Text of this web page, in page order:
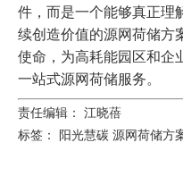
件，而是一个能够真正理
续创造价值的源网荷储方
使命，为高耗能园区和企
一站式源网荷储服务。
责任编辑： 江晓蓓
标签： 阳光慧碳 源网荷储方